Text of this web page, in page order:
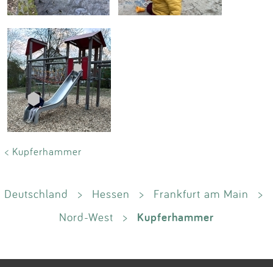
< Kupferhammer
Deutschland > Hessen > Frankfurt am Main
>
Nord-West
> Kupferhammer